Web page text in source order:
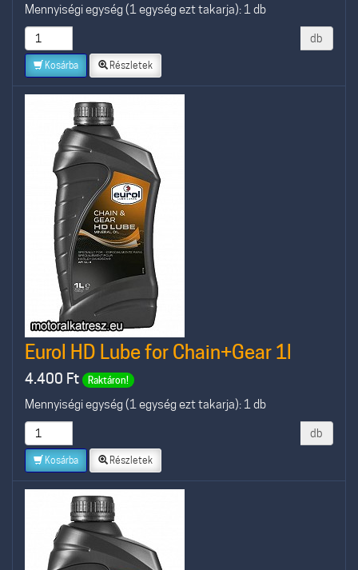
Mennyiségi egység (1 egység ezt takarja): 1 db
db
Kosárba Részletek
Eurol HD Lube for Chain+Gear 1l
4.400 Ft Raktáron!
Mennyiségi egység (1 egység ezt takarja): 1 db
db
Kosárba Részletek